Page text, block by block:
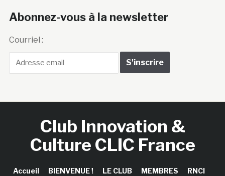
Abonnez-vous à la newsletter
Courriel :
Club Innovation &
Culture CLIC France
Accueil BIENVENUE ! LE CLUB MEMBRES RNCI